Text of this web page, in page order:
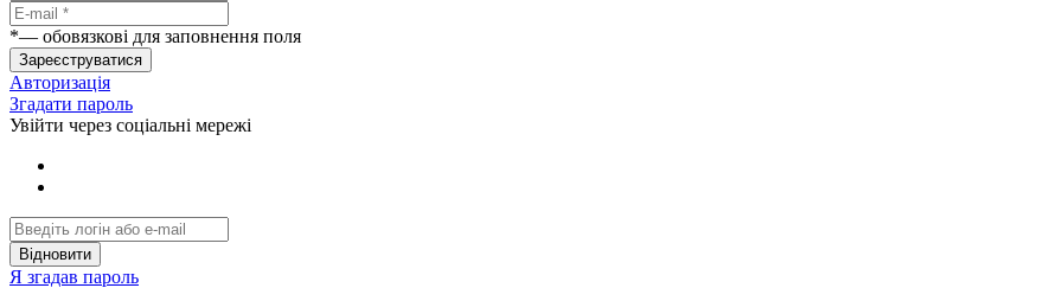
*— обовязкові для заповнення поля
Зареєструватися
Авторизація
Згадати пароль
Увійти через соціальні мережі
Відновити
Я згадав пароль